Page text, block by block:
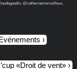
@catherinemerveilleux,
«Droit de vent»